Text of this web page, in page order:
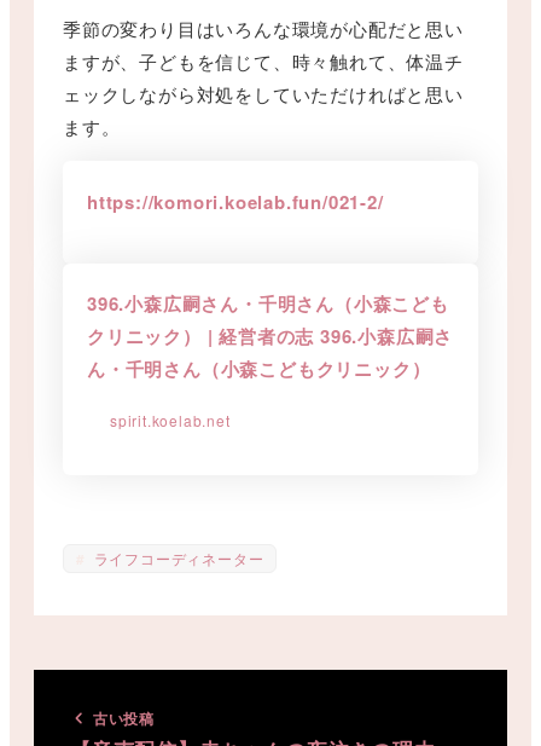
季節の変わり目はいろんな環境が心配だと思い
ますが、子どもを信じて、時々触れて、体温チ
ェックしながら対処をしていただければと思い
ます。
https://komori.koelab.fun/021-2/
396.小森広嗣さん・千明さん（小森こども
クリニック） | 経営者の志 396.小森広嗣さ
ん・千明さん（小森こどもクリニック）
spirit.koelab.net
ライフコーディネーター
古い投稿